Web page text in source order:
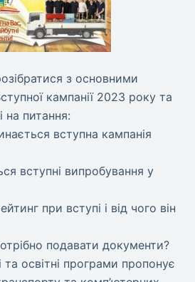
з основними
кампанії 2023 року та
на питання:
вступна кампанія
вступні випробування у
при вступі і від чого він
подавати документи?
та освітні програми пропонує